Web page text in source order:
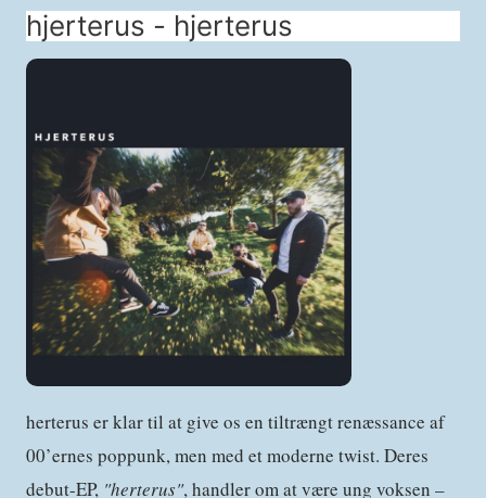
hjerterus - hjerterus
herterus er klar til at give os en tiltrængt renæssance af
00’ernes poppunk, men med et moderne twist. Deres
debut-EP, "herterus", handler om at være ung voksen –